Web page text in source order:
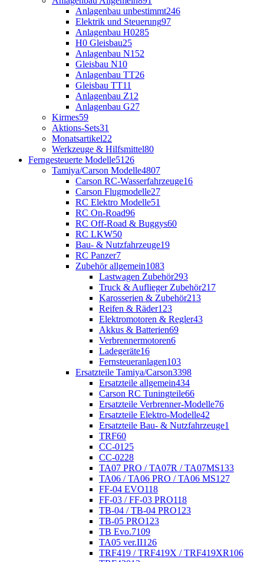
Anlagenbau unbestimmt246
Elektrik und Steuerung97
Anlagenbau H0285
H0 Gleisbau25
Anlagenbau N152
Gleisbau N10
Anlagenbau TT26
Gleisbau TT11
Anlagenbau Z12
Anlagenbau G27
Kirmes59
Aktions-Sets31
Monatsartikel22
Werkzeuge & Hilfsmittel80
Ferngesteuerte Modelle5126
Tamiya/Carson Modelle4807
Carson RC-Wasserfahrzeuge16
Carson Flugmodelle27
RC Elektro Modelle51
RC On-Road96
RC Off-Road & Buggys60
RC LKW50
Bau- & Nutzfahrzeuge19
RC Panzer7
Zubehör allgemein1083
Lastwagen Zubehör293
Truck & Auflieger Zubehör217
Karosserien & Zubehör213
Reifen & Räder123
Elektromotoren & Regler43
Akkus & Batterien69
Verbrennermotoren6
Ladegeräte16
Fernsteueranlagen103
Ersatzteile Tamiya/Carson3398
Ersatzteile allgemein434
Carson RC Tuningteile66
Ersatzteile Verbrenner-Modelle76
Ersatzteile Elektro-Modelle42
Ersatzteile Bau- & Nutzfahrzeuge1
TRF60
CC-01 25
CC-0228
TA07 PRO / TA07R / TA07MS133
TA06 / TA06 PRO / TA06 MS127
FF-04 EVO118
FF-03 / FF-03 PRO118
TB-04 / TB-04 PRO123
TB-05 PRO123
TB Evo.7109
TA05 ver.II126
TRF419 / TRF419X / TRF419XR106